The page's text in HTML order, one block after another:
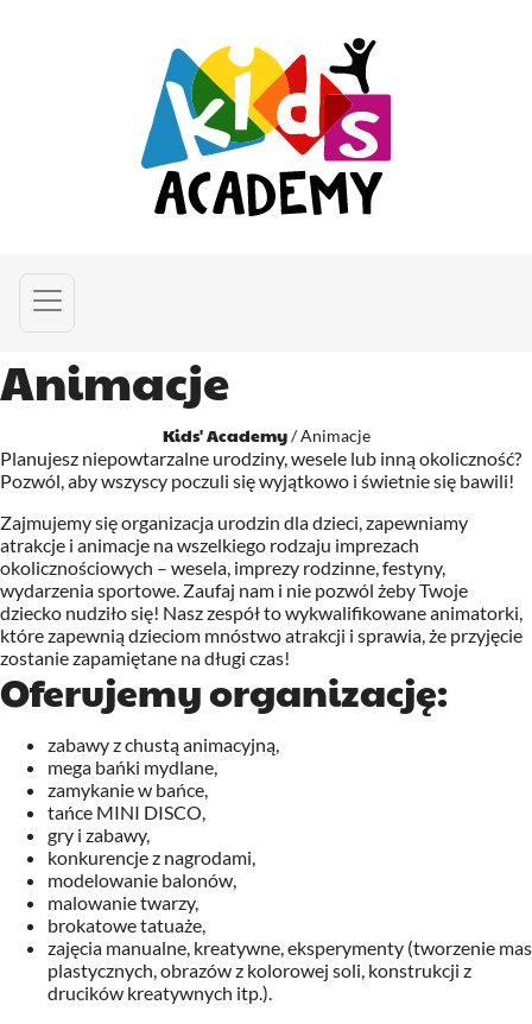
Animacje
Kids' Academy/Animacje
Planujesz niepowtarzalne urodziny, wesele lub inną okoliczność?
Pozwól, aby wszyscy poczuli się wyjątkowo i świetnie się bawili!
Zajmujemy się organizacja urodzin dla dzieci, zapewniamy
atrakcje i animacje na wszelkiego rodzaju imprezach
okolicznościowych – wesela, imprezy rodzinne, festyny,
wydarzenia sportowe. Zaufaj nam i nie pozwól żeby Twoje
dziecko nudziło się! Nasz zespół to wykwalifikowane animatorki,
które zapewnią dzieciom mnóstwo atrakcji i sprawia, że przyjęcie
zostanie zapamiętane na długi czas!
Oferujemy organizację:
zabawy z chustą animacyjną,
mega bańki mydlane,
zamykanie w bańce,
tańce MINI DISCO,
gry i zabawy,
konkurencje z nagrodami,
modelowanie balonów,
malowanie twarzy,
brokatowe tatuaże,
zajęcia manualne, kreatywne, eksperymenty (tworzenie mas
plastycznych, obrazów z kolorowej soli, konstrukcji z
drucików kreatywnych itp.).